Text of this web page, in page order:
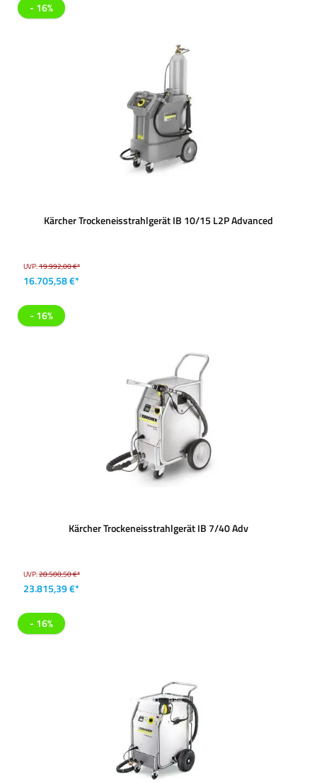
- 16%
Kärcher Trockeneisstrahlgerät IB 10/15 L2P Advanced
UVP:19.992,00 €*
16.705,58 €*
- 16%
Kärcher Trockeneisstrahlgerät IB 7/40 Adv
UVP:28.500,50 €*
23.815,39 €*
- 16%